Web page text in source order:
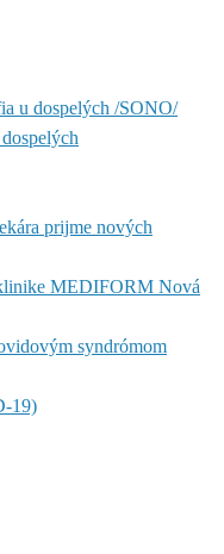
u dospelých /SONO/
prijme nových
MEDIFORM Nová
syndrómom
19)